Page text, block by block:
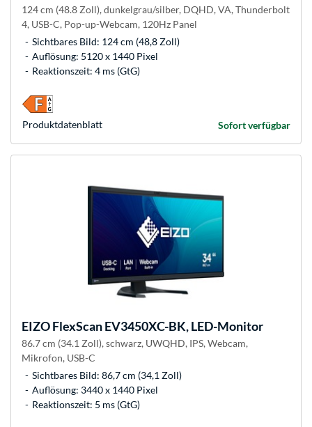
124 cm (48.8 Zoll), dunkelgrau/silber, DQHD, VA, Thunderbolt
4, USB-C, Pop-up-Webcam, 120Hz Panel
Sichtbares Bild: 124 cm (48,8 Zoll)
Auflösung: 5120 x 1440 Pixel
Reaktionszeit: 4 ms (GtG)
Sofort verfügbar
Produkt­datenblatt
EIZOFlexScan EV3450XC-BK, LED-Monitor
86.7 cm (34.1 Zoll), schwarz, UWQHD, IPS, Webcam,
Mikrofon, USB-C
Sichtbares Bild: 86,7 cm (34,1 Zoll)
Auflösung: 3440 x 1440 Pixel
Reaktionszeit: 5 ms (GtG)